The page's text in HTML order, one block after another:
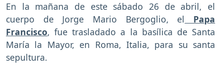
En la mañana de este sábado 26 de abril, el
cuerpo de Jorge Mario Bergoglio, el Papa
Francisco, fue trasladado a la basílica de Santa
María la Mayor, en Roma, Italia, para su santa
sepultura.